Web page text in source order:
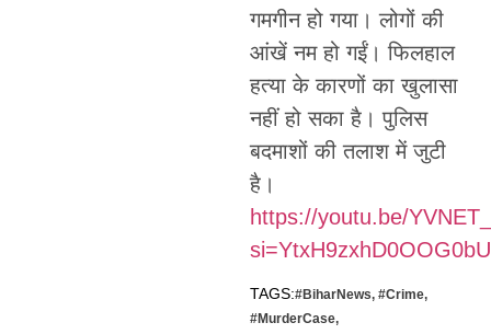
गमगीन हो गया। लोगों की
आंखें नम हो गईं। फिलहाल
हत्या के कारणों का खुलासा
नहीं हो सका है। पुलिस
बदमाशों की तलाश में जुटी
है।
https://youtu.be/
si=YtxH9zxhD0OOG0bU
TAGS:#BiharNews, #Crime,
#MurderCase,